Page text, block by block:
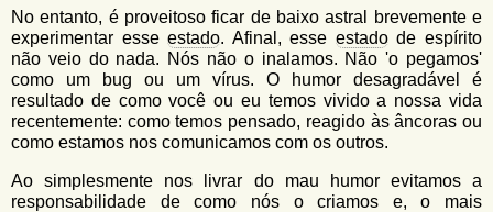
No entanto, é proveitoso ficar de baixo astral brevemente e
experimentar esseestado. Afinal, esse estadode espírito
não veio do nada. Nós não o inalamos. Não 'o pegamos'
como um bug ou um vírus. O humor desagradável é
resultado de como você ou eu temos vivido a nossa vida
recentemente: como temos pensado, reagido às âncoras ou
como estamos nos comunicamos com os outros.
Ao simplesmente nos livrar do mau humor evitamos a
responsabilidade de como nós o criamos e, o mais